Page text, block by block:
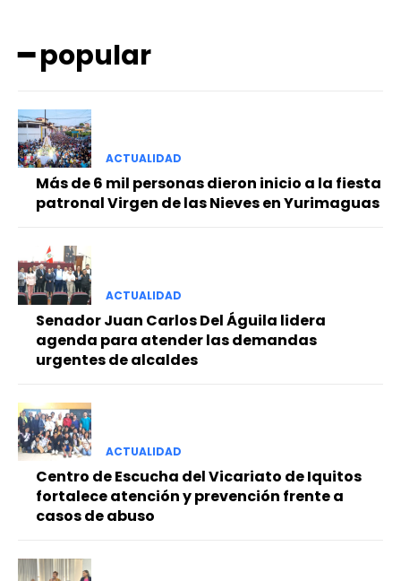
━ popular
ACTUALIDAD
Más de 6 mil personas dieron inicio a la fiesta
patronal Virgen de las Nieves en Yurimaguas
ACTUALIDAD
Senador Juan Carlos Del Águila lidera
agenda para atender las demandas
urgentes de alcaldes
ACTUALIDAD
Centro de Escucha del Vicariato de Iquitos
fortalece atención y prevención frente a
casos de abuso